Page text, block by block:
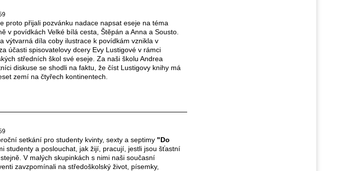
proto přijali pozvánku nadace napsat eseje na téma
v povídkách Velké bílá cesta, Štěpán a Anna a Sousto.
výtvarná díla coby ilustrace k povídkám vznikla v
účasti spisovatelovy dcery Evy Lustigové v rámci
středních škol své eseje. Za naši školu Andrea
diskuse se shodli na faktu, že číst Lustigovy knihy má
zemí na čtyřech kontinentech.
setkání pro studenty kvinty, sexty a septimy "Do
studenty a poslouchat, jak žijí, pracují, jestli jsou šťastní
V malých skupinkách s nimi naši současní
zavzpomínali na středoškolský život, písemky,